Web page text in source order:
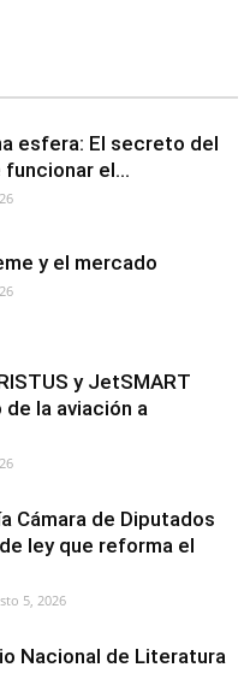
esfera: El secreto del
el...
y el mercado
y JetSMART
la aviación a
Cámara de Diputados
ley que reforma el
5, 2026
Nacional de Literatura